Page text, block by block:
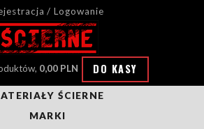
/ Logowanie
0,00 PLN DO KASY
ŚCIERNE
MARKI